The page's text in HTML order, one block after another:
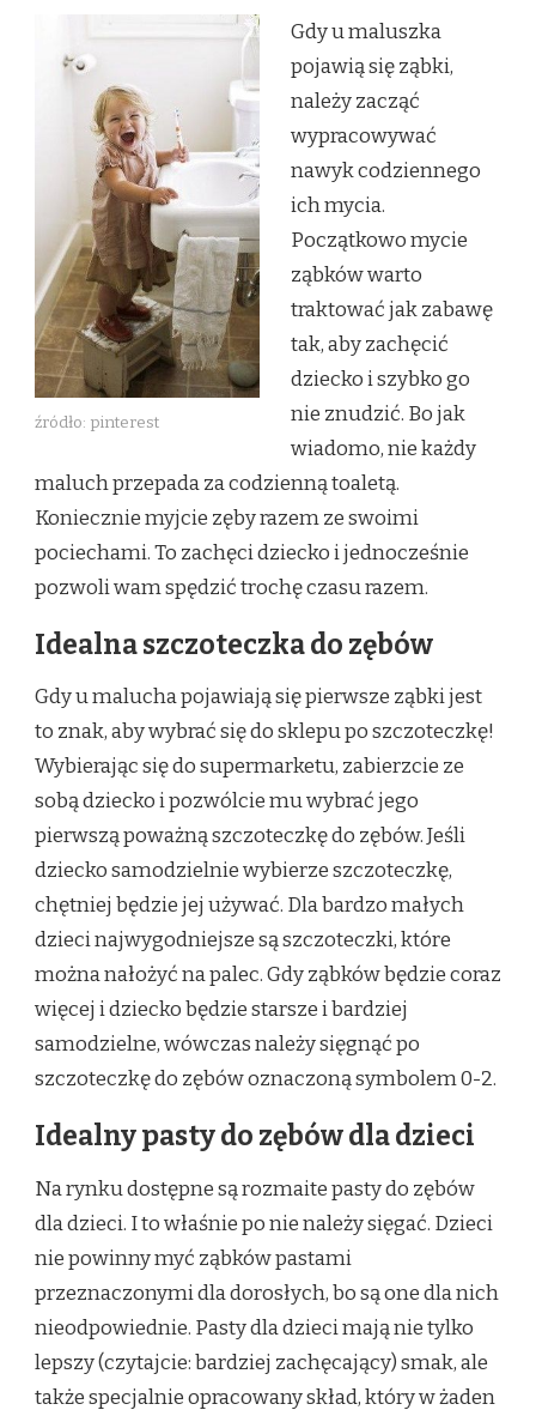
źródło: pinterest
Gdy u maluszka
pojawią się ząbki,
należy zacząć
wypracowywać
nawyk codziennego
ich mycia.
Początkowo mycie
ząbków warto
traktować jak zabawę
tak, aby zachęcić
dziecko i szybko go
nie znudzić. Bo jak
wiadomo, nie każdy
maluch przepada za codzienną toaletą.
Koniecznie myjcie zęby razem ze swoimi
pociechami. To zachęci dziecko i jednocześnie
pozwoli wam spędzić trochę czasu razem.
Idealna szczoteczka do zębów
Gdy u malucha pojawiają się pierwsze ząbki jest
to znak, aby wybrać się do sklepu po szczoteczkę!
Wybierając się do supermarketu, zabierzcie ze
sobą dziecko i pozwólcie mu wybrać jego
pierwszą poważną szczoteczkę do zębów. Jeśli
dziecko samodzielnie wybierze szczoteczkę,
chętniej będzie jej używać. Dla bardzo małych
dzieci najwygodniejsze są szczoteczki, które
można nałożyć na palec. Gdy ząbków będzie coraz
więcej i dziecko będzie starsze i bardziej
samodzielne, wówczas należy sięgnąć po
szczoteczkę do zębów oznaczoną symbolem 0-2.
Idealny pasty do zębów dla dzieci
Na rynku dostępne są rozmaite pasty do zębów
dla dzieci. I to właśnie po nie należy sięgać. Dzieci
nie powinny myć ząbków pastami
przeznaczonymi dla dorosłych, bo są one dla nich
nieodpowiednie. Pasty dla dzieci mają nie tylko
lepszy (czytajcie: bardziej zachęcający) smak, ale
także specjalnie opracowany skład, który w żaden